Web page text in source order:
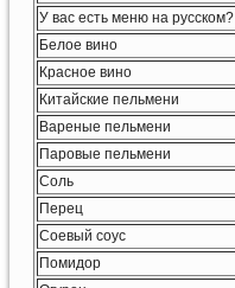
У вас есть меню на русском?
Белое вино
Красное вино
Китайские пельмени
Вареные пельмени
Паровые пельмени
Соль
Перец
Cоевый соус
Помидор